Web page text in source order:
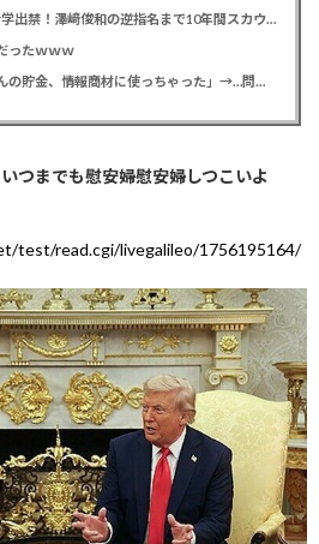
緒方孝市カープドラ3指名で青学出禁！澤﨑俊和の逆指名まで10年間スカウト出禁
ったｗｗｗ
【悲報】彼女「ごめん！俺くんの貯金、情報商材に使っちゃった」→…問い詰めたらギャン泣きされたんだが俺が悪いのか？
つまでも慰安婦慰安婦しつこいよ
test/read.cgi/livegalileo/1756195164/